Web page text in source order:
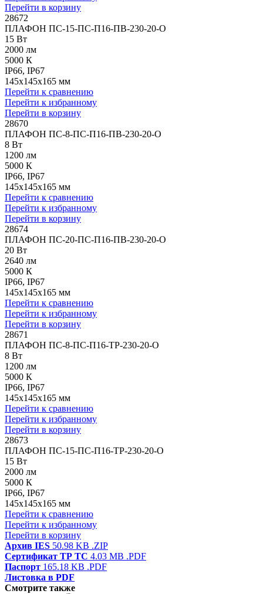
Перейти в корзину
28672
ПЛАФОН ПС-15-ПС-П16-ПВ-230-20-О
15 Вт
2000 лм
5000 К
IP66, IP67
145x145x165 мм
Перейти к сравнению
Перейти к избранному
Перейти в корзину
28670
ПЛАФОН ПС-8-ПС-П16-ПВ-230-20-О
8 Вт
1200 лм
5000 К
IP66, IP67
145x145x165 мм
Перейти к сравнению
Перейти к избранному
Перейти в корзину
28674
ПЛАФОН ПС-20-ПС-П16-ПВ-230-20-О
20 Вт
2640 лм
5000 К
IP66, IP67
145x145x165 мм
Перейти к сравнению
Перейти к избранному
Перейти в корзину
28671
ПЛАФОН ПС-8-ПС-П16-ТР-230-20-О
8 Вт
1200 лм
5000 К
IP66, IP67
145x145x165 мм
Перейти к сравнению
Перейти к избранному
Перейти в корзину
28673
ПЛАФОН ПС-15-ПС-П16-ТР-230-20-О
15 Вт
2000 лм
5000 К
IP66, IP67
145x145x165 мм
Перейти к сравнению
Перейти к избранному
Перейти в корзину
Архив IES 50.98 KB .ZIP
Сертификат ТР ТС 4.03 MB .PDF
Паспорт 165.18 KB .PDF
Листовка в PDF
Смотрите также